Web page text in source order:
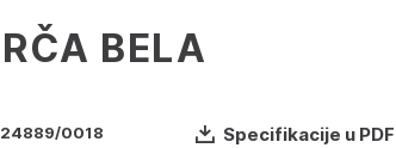
BELA
24889/0018
Specifikacije u PDF